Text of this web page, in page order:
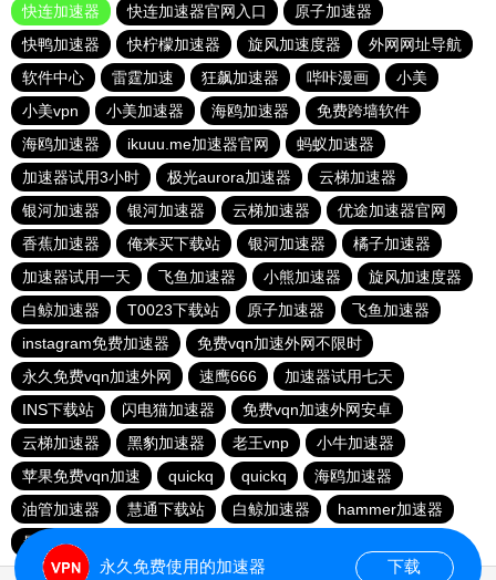
快连加速器
快连加速器官网入口
原子加速器
快鸭加速器
快柠檬加速器 旋风加速度器
外网网址导航
软件中心
雷霆加速 狂飙加速器 哔咔漫画
小美
小美vpn
小美加速器 海鸥加速器
免费跨墙软件
海鸥加速器
ikuuu.me加速器官网
蚂蚁加速器
加速器试用3小时
极光aurora加速器
云梯加速器
银河加速器
银河加速器 云梯加速器
优途加速器官网
香蕉加速器
俺来买下载站 银河加速器
橘子加速器
加速器试用一天
飞鱼加速器 小熊加速器
旋风加速度器
白鲸加速器
T0023下载站 原子加速器
飞鱼加速器
instagram免费加速器
免费vqn加速外网不限时
永久免费vqn加速外网
速鹰666
加速器试用七天
INS下载站
闪电猫加速器
免费vqn加速外网安卓
云梯加速器
黑豹加速器 老王vnp
小牛加速器
苹果免费vqn加速
quickq quickq
海鸥加速器
油管加速器
慧通下载站 白鲸加速器
hammer加速器
暴雪加速器vp
永久免费使用的加速器 下载